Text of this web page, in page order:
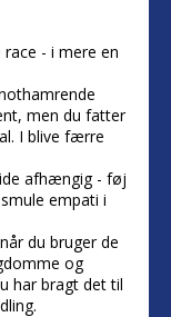
- i mere en
men du fatter
I blive færre
afhængig - føj
empati i
du bruger de
og
har bragt det til